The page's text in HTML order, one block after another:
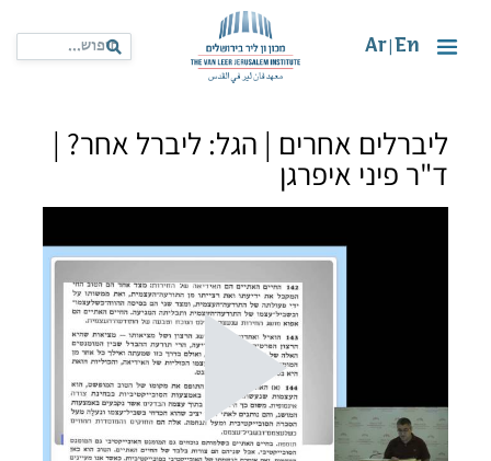
En
Ar
ליברלים אחרים | הגל: ליברל אחר? |
ד"ר פיני איפרגן